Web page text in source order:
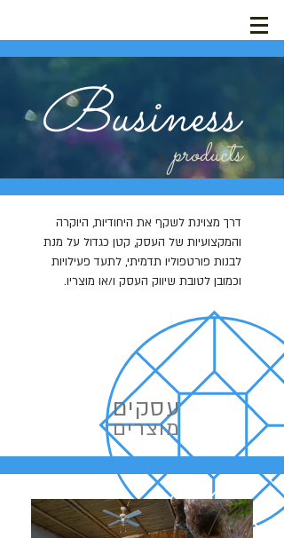
products
Business
דרך מצוינת לשקף את היחודיות, היוקרה
והמקצועיות של העסק, קטן כגדול על מנת
לבנות פורטפוליו תדמיתי, לתעד פעילויות
וכמובן לטובת שיווק העסק ו/או מוצריו.
עסקים
מוצרים